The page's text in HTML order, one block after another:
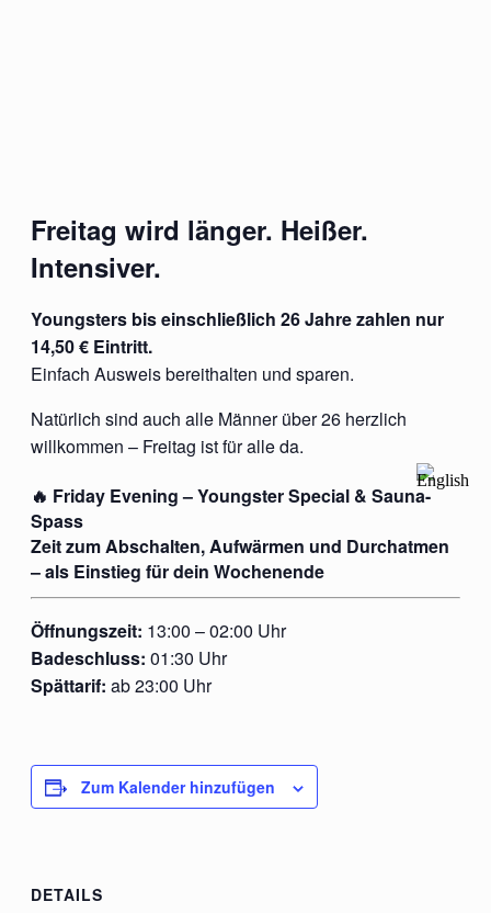
Freitag wird länger. Heißer.
Intensiver.
Youngsters bis einschließlich 26 Jahre zahlen nur
14,50 € Eintritt.
Einfach Ausweis bereithalten und sparen.
Natürlich sind auch alle Männer über 26 herzlich
willkommen – Freitag ist für alle da.
🔥 Friday Evening – Youngster Special & Sauna-
Spass
Zeit zum Abschalten, Aufwärmen und Durchatmen
– als Einstieg für dein Wochenende
Öffnungszeit: 13:00 – 02:00 Uhr
Badeschluss: 01:30 Uhr
Spättarif: ab 23:00 Uhr
Zum Kalender hinzufügen
DETAILS